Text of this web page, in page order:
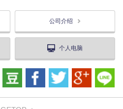
公司介绍
个人电脑